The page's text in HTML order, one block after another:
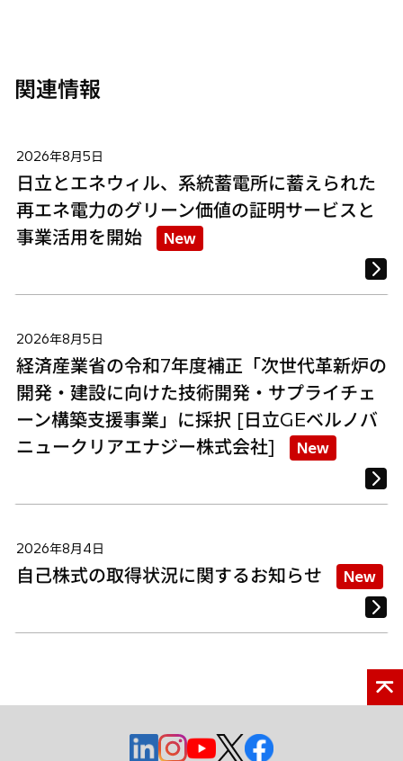
関連情報
2026年8月5日
日立とエネウィル、系統蓄電所に蓄えられた
再エネ電力のグリーン価値の証明サービスと
事業活用を開始
New
2026年8月5日
経済産業省の令和7年度補正「次世代革新炉の
開発・建設に向けた技術開発・サプライチェ
ーン構築支援事業」に採択 [日立GEベルノバ
ニュークリアエナジー株式会社]
New
2026年8月4日
自己株式の取得状況に関するお知らせ New
新
新
新
新
新